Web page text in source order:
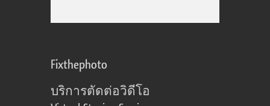
Fixthephoto
บริการตัดต่อวิดีโอ